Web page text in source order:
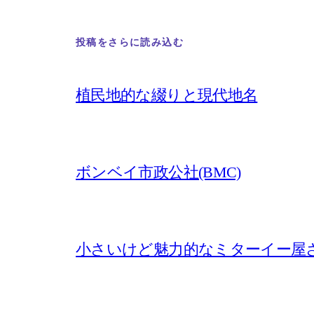
投稿をさらに読み込む
植民地的な綴りと現代地名
ボンベイ市政公社(BMC)
小さいけど魅力的なミターイー屋